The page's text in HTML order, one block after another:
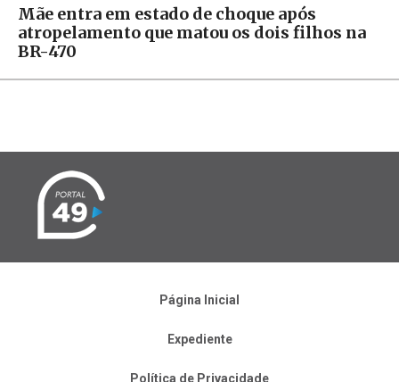
Mãe entra em estado de choque após
atropelamento que matou os dois filhos na
BR-470
Página Inicial
Expediente
Política de Privacidade